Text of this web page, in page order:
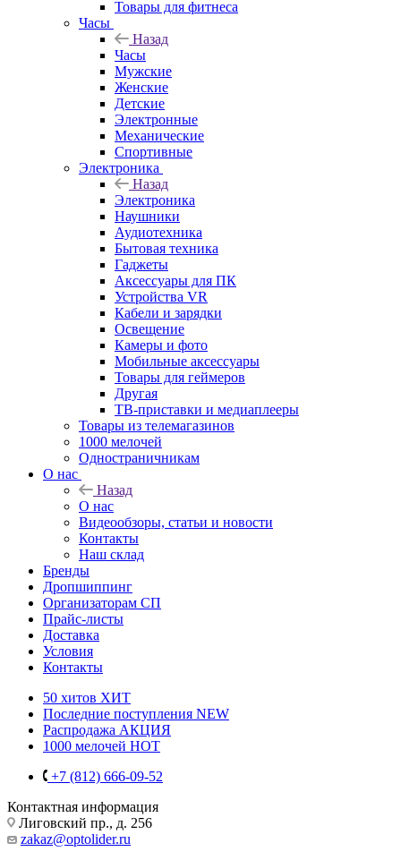
Товары для фитнеса
Часы
Назад
Часы
Мужские
Женские
Детские
Электронные
Механические
Спортивные
Электроника
Назад
Электроника
Наушники
Аудиотехника
Бытовая техника
Гаджеты
Аксессуары для ПК
Устройства VR
Кабели и зарядки
Освещение
Камеры и фото
Мобильные аксессуары
Товары для геймеров
Другая
ТВ-приставки и медиаплееры
Товары из телемагазинов
1000 мелочей
Одностраничникам
О нас
Назад
О нас
Видеообзоры, статьи и новости
Контакты
Наш склад
Бренды
Дропшиппинг
Организаторам СП
Прайс-листы
Доставка
Условия
Контакты
50 хитов ХИТ
Последние поступления NEW
Распродажа АКЦИЯ
1000 мелочей HOT
+7 (812) 666-09-52
Контактная информация
Лиговский пр., д. 256
zakaz@optolider.ru